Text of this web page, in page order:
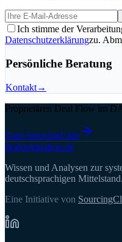
Ich stimme der
Datenschutzerklärungzu.
Persönliche Beratung
Kontakt→
Proprietären Deal Flow im
Zum SourcingClub
dealorigination.de
Wissen und Analysen zur
deutschsprachigen Mittelstand.
Eine Initiative von